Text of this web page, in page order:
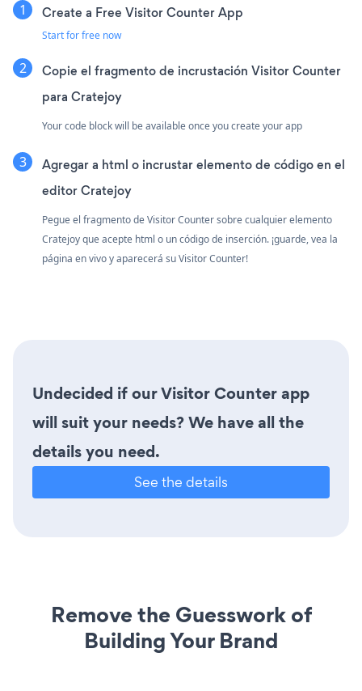
Create a Free Visitor Counter App
Start for free now
Copie el fragmento de incrustación Visitor Counter
para Cratejoy
Your code block will be available once you create your app
Agregar a html o incrustar elemento de código en el
editor Cratejoy
Pegue el fragmento de Visitor Counter sobre cualquier elemento
Cratejoy que acepte html o un código de inserción. ¡guarde, vea la
página en vivo y aparecerá su Visitor Counter!
Undecided if our Visitor Counter app
will suit your needs? We have all the
details you need.
See the details
Remove the Guesswork of
Building Your Brand